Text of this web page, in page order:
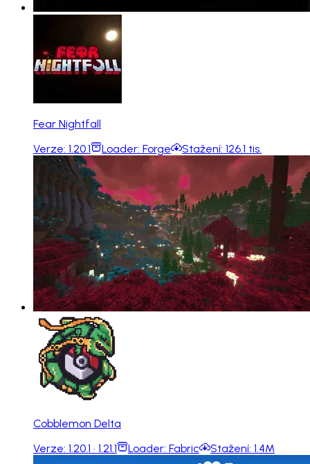
Fear Nightfall
Verze: 1.20.1 Loader: Forge Stažení: 126.1 tis.
Cobblemon Delta
Verze: 1.20.1 · 1.21.1 Loader: Fabric Stažení: 1.4M